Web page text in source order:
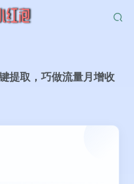
提取，巧做流量月增收